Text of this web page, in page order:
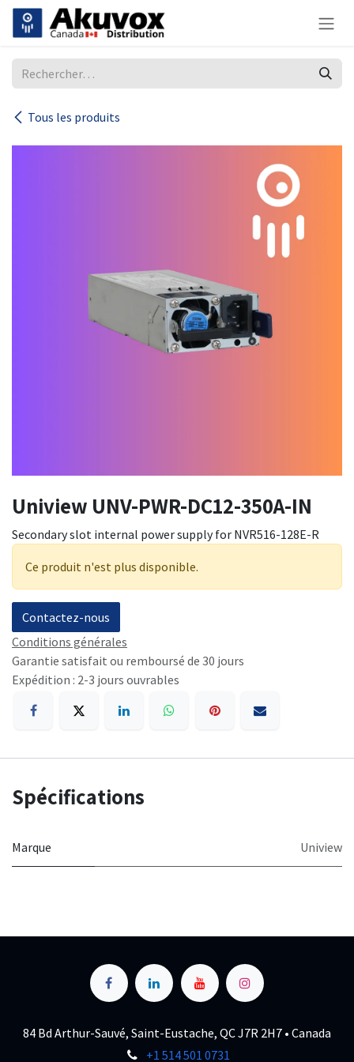
Se rendre au contenu
Tous les produits
Uniview UNV-PWR-DC12-350A-IN
Secondary slot internal power supply for NVR516-128E-R
Ce produit n'est plus disponible.
Contactez-nous
Conditions générales
Garantie satisfait ou remboursé de 30 jours
Expédition : 2-3 jours ouvrables
Spécifications
Marque Uniview
84 Bd Arthur-Sauvé, Saint-Eustache, QC J7R 2H7 • Canada
+1 514 501 0731